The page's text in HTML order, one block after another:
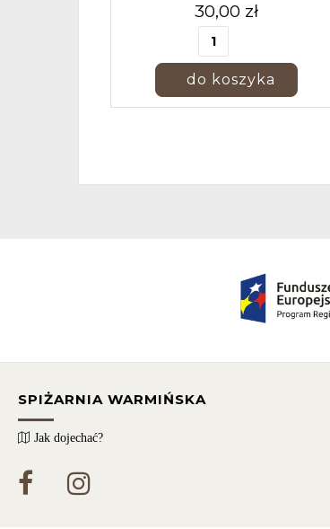
30,00 zł
SPIŻARNIA WARMIŃSKA
Jak dojechać?